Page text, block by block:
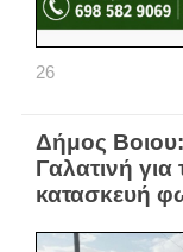
26
Δήμος
Γαλατινή για
κατασκευή